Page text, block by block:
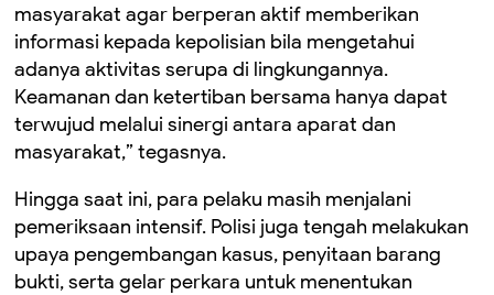
masyarakat agar berperan aktif memberikan
informasi kepada kepolisian bila mengetahui
adanya aktivitas serupa di lingkungannya.
Keamanan dan ketertiban bersama hanya dapat
terwujud melalui sinergi antara aparat dan
masyarakat,” tegasnya.
Hingga saat ini, para pelaku masih menjalani
pemeriksaan intensif. Polisi juga tengah melakukan
upaya pengembangan kasus, penyitaan barang
bukti, serta gelar perkara untuk menentukan